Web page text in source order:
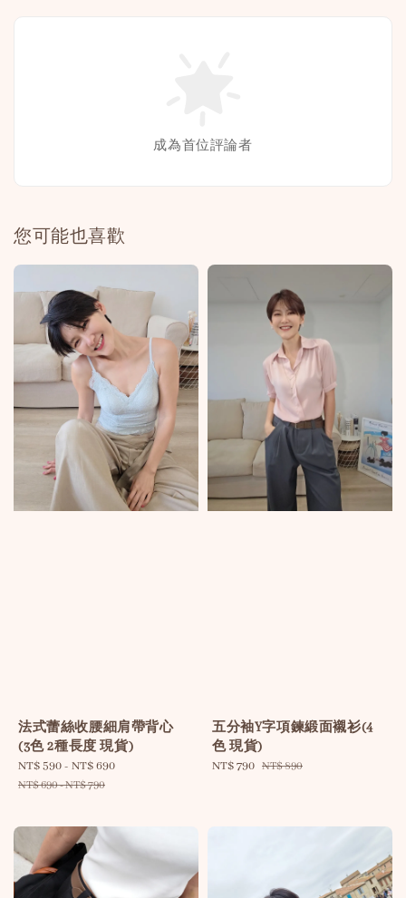
成為首位評論者
您可能也喜歡
法式蕾絲收腰細肩帶背心
(3色 2種長度 現貨)
Sale
price
NT$ 590- NT$ 690
NT$ 690-NT$ 790
五分袖Y字項鍊緞面襯衫(4
色 現貨)
Sale
NT$ 790 Regular
NT$ 890